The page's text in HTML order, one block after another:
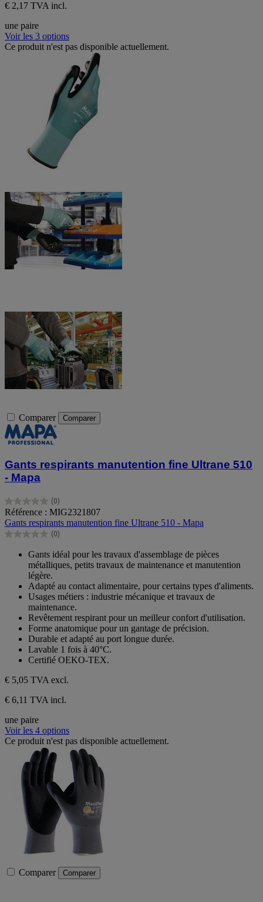
€ 2,17 TVA incl.
une paire
Voir les 3 options
Ce produit n'est pas disponible actuellement.
Comparer Comparer
Gants respirants manutention fine Ultrane 510
- Mapa
(0)
0.0
sur
5
étoiles.
Référence : MIG2321807
Gants respirants manutention fine Ultrane 510 - Mapa
(0)
0.0
étoiles.
Gants idéal pour les travaux d'assemblage de pièces
métalliques, petits travaux de maintenance et manutention
légère.
Adapté au contact alimentaire, pour certains types d'aliments.
Usages métiers : industrie mécanique et travaux de
maintenance.
Revêtement respirant pour un meilleur confort d'utilisation.
Forme anatomique pour un gantage de précision.
Durable et adapté au port longue durée.
Lavable 1 fois à 40°C.
Certifié OEKO-TEX.
€ 5,05 TVA excl.
€ 6,11 TVA incl.
une paire
Voir les 4 options
Ce produit n'est pas disponible actuellement.
Comparer Comparer